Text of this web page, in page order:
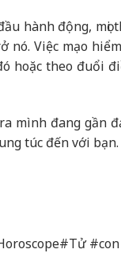
hành động,
nó. Việc mạo
hoặc theo đuổi
mình đang gần
túc đến với bạn.